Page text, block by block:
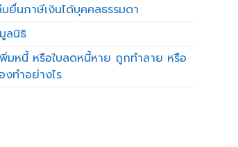
มยื่นภาษีเงินได้บุคคลธรรมดา
ลนิธิ
มหนี้ หรือใบลดหนี้หาย ถูกทำลาย หรือ
งทำอย่างไร